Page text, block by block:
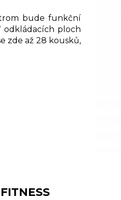
bude funkční
odkládacích ploch
zde až 28 kousků,